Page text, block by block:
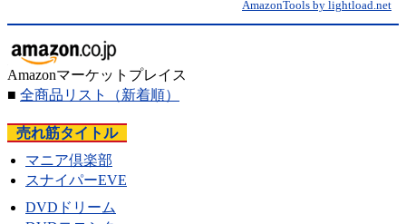
AmazonTools by lightload.net
Amazonマーケットプレイス
■ 全商品リスト （新着順）
売れ筋タイトル
マニア倶楽部
スナイパーEVE
DVDドリーム